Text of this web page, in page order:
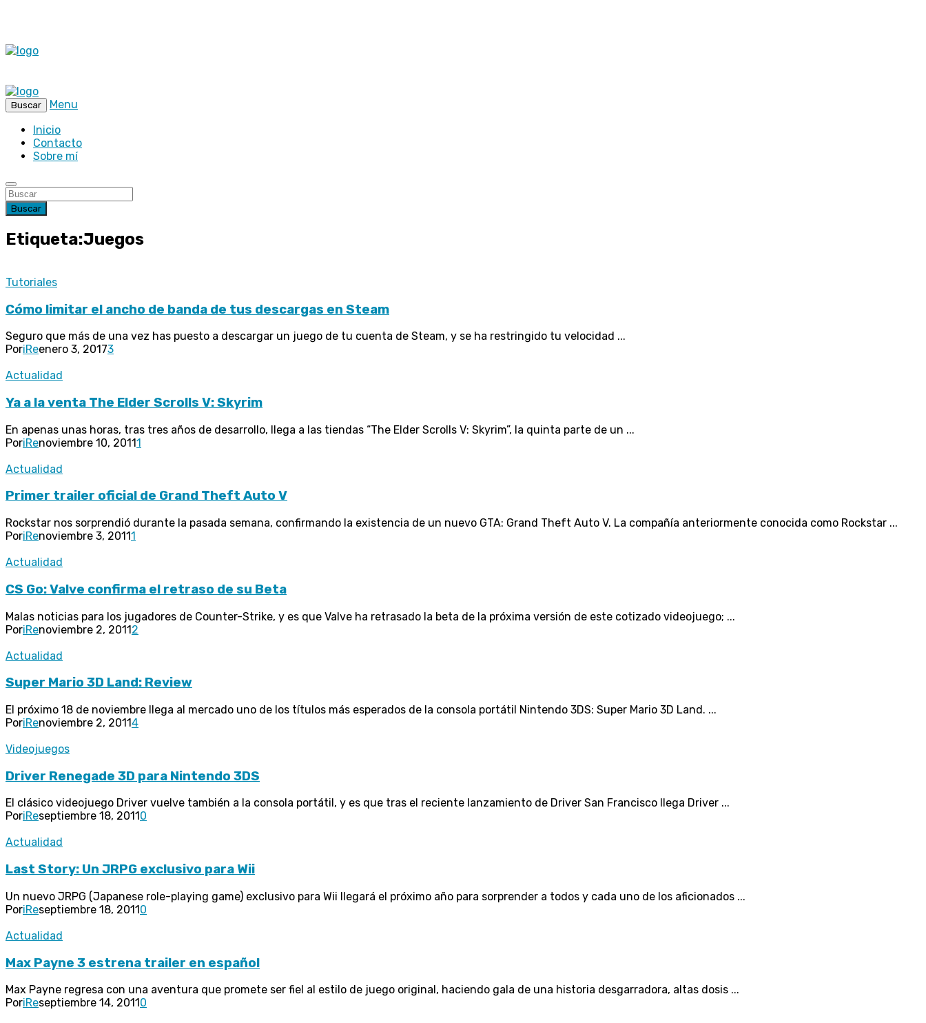
Buscar
Menu
Inicio
Contacto
Sobre mí
Buscar
Etiqueta:Juegos
Tutoriales
Cómo limitar el ancho de banda de tus descargas en Steam
Seguro que más de una vez has puesto a descargar un juego de tu cuenta de Steam, y se ha restringido tu velocidad ...
PoriReenero 3, 20173
Actualidad
Ya a la venta The Elder Scrolls V: Skyrim
En apenas unas horas, tras tres años de desarrollo, llega a las tiendas “The Elder Scrolls V: Skyrim”, la quinta parte de un ...
PoriRenoviembre 10, 20111
Actualidad
Primer trailer oficial de Grand Theft Auto V
Rockstar nos sorprendió durante la pasada semana, confirmando la existencia de un nuevo GTA: Grand Theft Auto V. La compañía anteriormente conocida como Rockstar ...
PoriRenoviembre 3, 20111
Actualidad
CS Go: Valve confirma el retraso de su Beta
Malas noticias para los jugadores de Counter-Strike, y es que Valve ha retrasado la beta de la próxima versión de este cotizado videojuego; ...
PoriRenoviembre 2, 20112
Actualidad
Super Mario 3D Land: Review
El próximo 18 de noviembre llega al mercado uno de los títulos más esperados de la consola portátil Nintendo 3DS: Super Mario 3D Land. ...
PoriRenoviembre 2, 20114
Videojuegos
Driver Renegade 3D para Nintendo 3DS
El clásico videojuego Driver vuelve también a la consola portátil, y es que tras el reciente lanzamiento de Driver San Francisco llega Driver ...
PoriReseptiembre 18, 2011 0
Actualidad
Last Story: Un JRPG exclusivo para Wii
Un nuevo JRPG (Japanese role-playing game) exclusivo para Wii llegará el próximo año para sorprender a todos y cada uno de los aficionados ...
PoriReseptiembre 18, 20110
Actualidad
Max Payne 3 estrena trailer en español
Max Payne regresa con una aventura que promete ser fiel al estilo de juego original, haciendo gala de una historia desgarradora, altas dosis ...
PoriReseptiembre 14, 2011 0